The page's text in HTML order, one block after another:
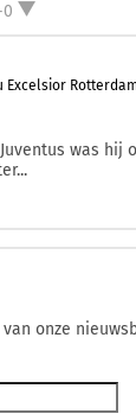
Excelsior
was hij
onze